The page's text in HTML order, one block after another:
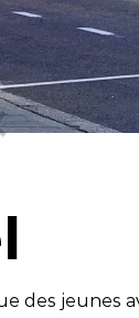
des jeunes